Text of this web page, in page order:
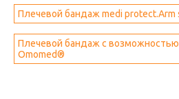
Плечевой бандаж medi protect.Arm
Плечевой бандаж с возможностью
Omomed®